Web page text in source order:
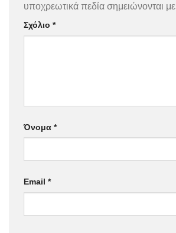
υποχρεωτικά πεδία σημειώνονται με
Σχόλιο *
Όνομα *
Email *